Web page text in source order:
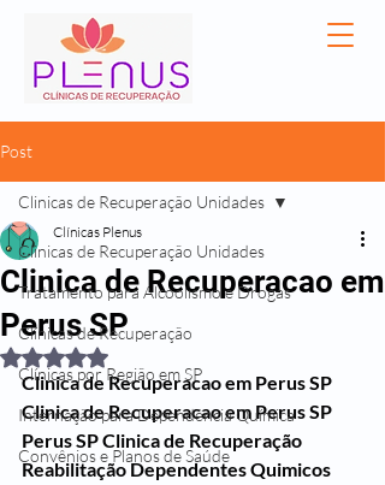
Post
Clinicas de Recuperação Unidades
Tratamento para Alcoolismo e Drogas
Clínicas de Recuperação
Clínicas por Região em SP
Internação para Dependência Química
Convênios e Planos de Saúde
Clinicas de Recuperação Unidades
Clinica de Recuperacao em
Perus SP
Clínicas Plenus
Avaliado com NaN de 5 estrelas.
Clinica de Recuperacao em Perus SP
Clinica de Recuperacao em Perus SP
Perus SP Clinica de Recuperação
Reabilitação Dependentes Quimicos